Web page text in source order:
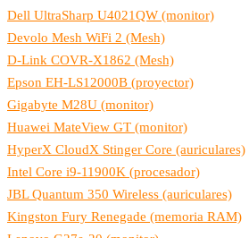
Dell UltraSharp U4021QW (monitor)
Devolo Mesh WiFi 2 (Mesh)
D-Link COVR-X1862 (Mesh)
Epson EH-LS12000B (proyector)
Gigabyte M28U (monitor)
Huawei MateView GT (monitor)
HyperX CloudX Stinger Core (auriculares)
Intel Core i9-11900K (procesador)
JBL Quantum 350 Wireless (auriculares)
Kingston Fury Renegade (memoria RAM)